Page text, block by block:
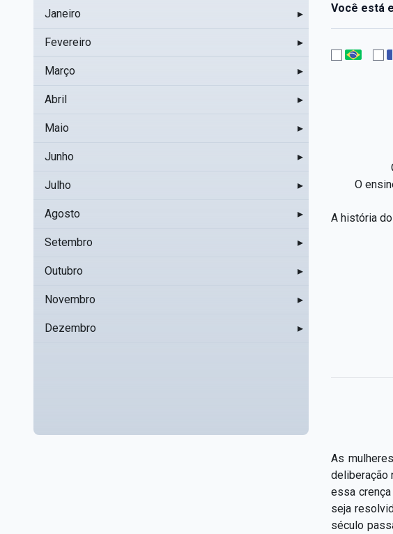
Janeiro ▸
Fevereiro ▸
Março ▸
Abril ▸
Maio ▸
Junho ▸
Julho ▸
Agosto ▸
Setembro ▸
Outubro ▸
Novembro ▸
Dezembro ▸
Você está
O
A história
As
deliberação
essa
seja
século